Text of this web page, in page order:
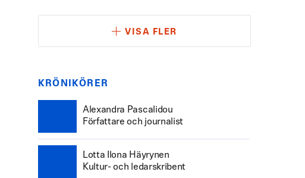
VISA FLER
KRÖNIKÖRER
Alexandra Pascalidou
Författare och journalist
Lotta Ilona Häyrynen
Kultur- och ledarskribent